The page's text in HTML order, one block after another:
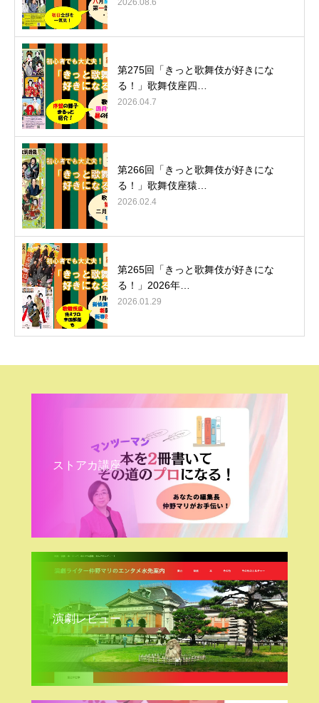
第275回「きっと歌舞伎が好きにな
る！」歌舞伎座四…
2026.04.7
第266回「きっと歌舞伎が好きにな
る！」歌舞伎座猿…
2026.02.4
第265回「きっと歌舞伎が好きにな
る！」2026年…
2026.01.29
ストアカ講座
演劇レビュー